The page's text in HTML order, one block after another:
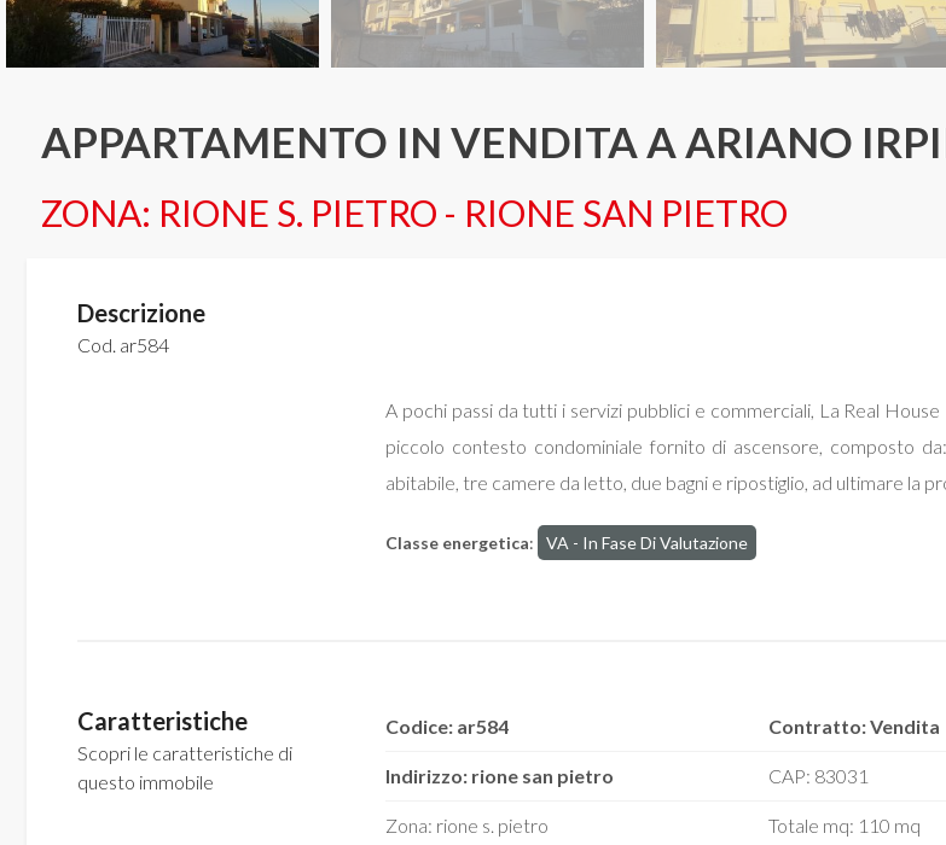
APPARTAMENTO IN VENDITA A ARIANO
ZONA: RIONE S. PIETRO - RIONE SAN PIETRO
Descrizione
Cod. ar584
A pochi passi da tutti i servizi pubblici e commerciali, La Real
piccolo contesto condominiale fornito di ascensore, composto
abitabile, tre camere da letto, due bagni e ripostiglio, ad ultimare la
Classe energetica: VA - In Fase Di Valutazione
Caratteristiche
Scopri le caratteristiche di
questo immobile
Codice: ar584 Contratto: Vendita
Indirizzo: rione san pietro CAP: 83031
Zona: rione s. pietro Totale mq: 110 mq
Residenziali
Commerciali
Prezzo